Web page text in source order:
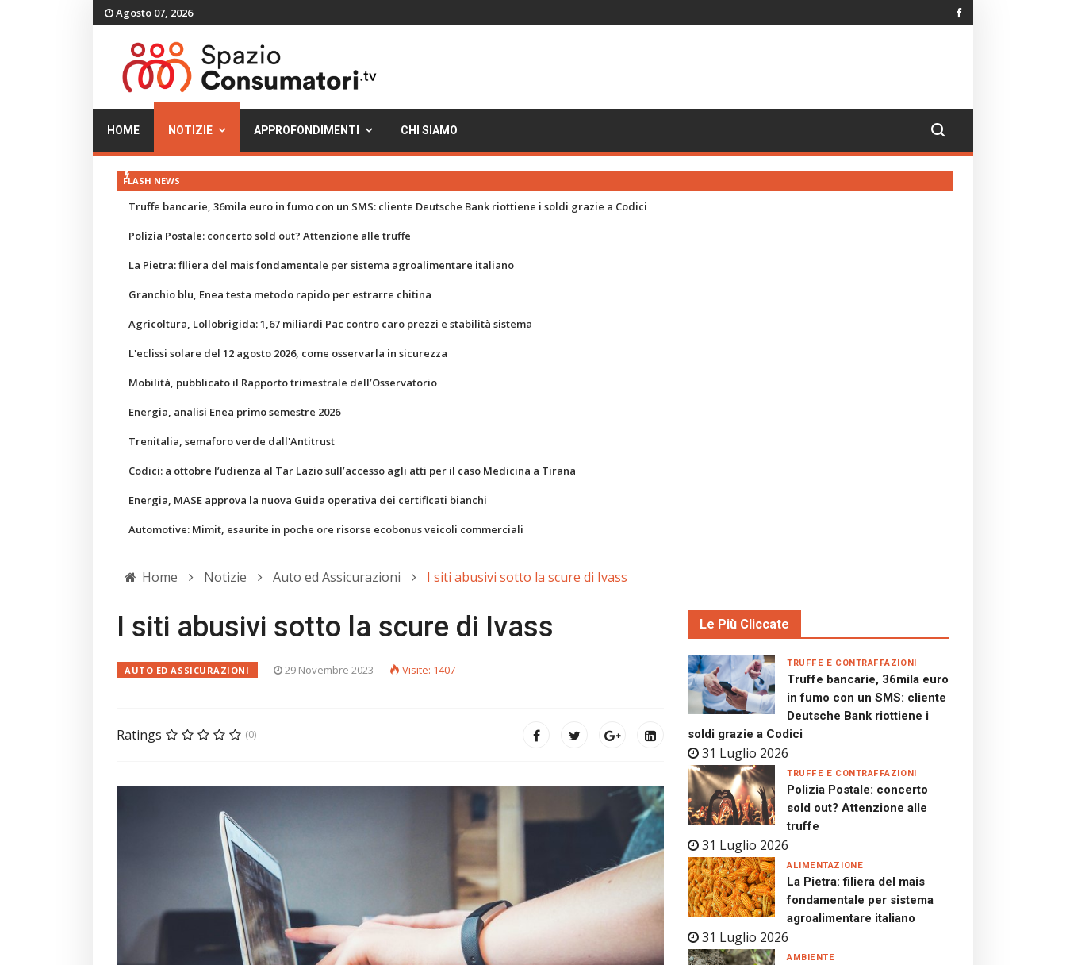
Agosto 07, 2026
HOME NOTIZIE APPROFONDIMENTI CHI SIAMO
FLASH NEWS
Truffe bancarie, 36mila euro in fumo con un SMS: cliente Deutsche Bank riottiene i soldi grazie a Codici
Polizia Postale: concerto sold out? Attenzione alle truffe
La Pietra: filiera del mais fondamentale per sistema agroalimentare italiano
Granchio blu, Enea testa metodo rapido per estrarre chitina
Agricoltura, Lollobrigida: 1,67 miliardi Pac contro caro prezzi e stabilità sistema
L'eclissi solare del 12 agosto 2026, come osservarla in sicurezza
Mobilità, pubblicato il Rapporto trimestrale dell’Osservatorio
Energia, analisi Enea primo semestre 2026
Trenitalia, semaforo verde dall'Antitrust
Codici: a ottobre l’udienza al Tar Lazio sull’accesso agli atti per il caso Medicina a Tirana
Energia, MASE approva la nuova Guida operativa dei certificati bianchi
Automotive: Mimit, esaurite in poche ore risorse ecobonus veicoli commerciali
Home Notizie Auto ed Assicurazioni I siti abusivi sotto la scure di Ivass
I siti abusivi sotto la scure di Ivass
AUTO ED ASSICURAZIONI 29 Novembre 2023 Visite: 1407
Ratings (0)
Le Più Cliccate
Truffe bancarie, 36mila euro
in fumo con un SMS: cliente
Deutsche Bank riottiene i
soldi grazie a Codici
31 Luglio 2026
TRUFFE E CONTRAFFAZIONI
Polizia Postale: concerto
sold out? Attenzione alle
truffe
31 Luglio 2026
TRUFFE E CONTRAFFAZIONI
La Pietra: filiera del mais
fondamentale per sistema
agroalimentare italiano
31 Luglio 2026
ALIMENTAZIONE
AMBIENTE